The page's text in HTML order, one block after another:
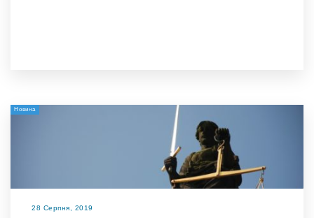
Новина
28 Серпня, 2019